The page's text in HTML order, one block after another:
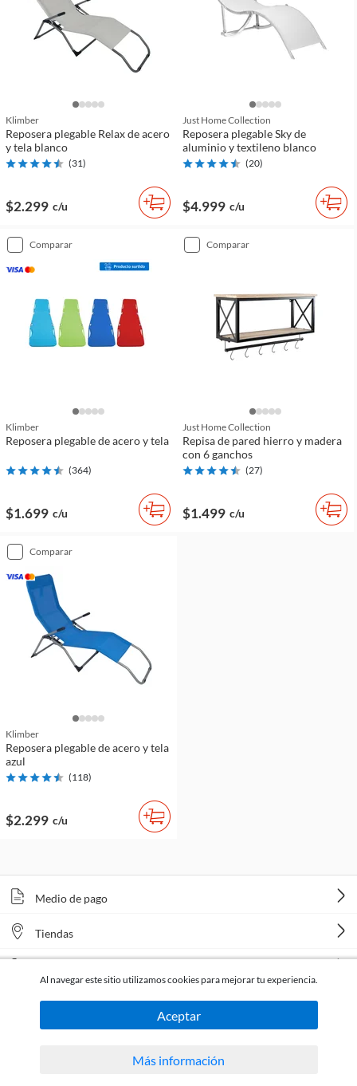
Klimber
Reposera plegable Relax de acero
y tela blanco
(31)
$2.299 c/u
Just Home Collection
Reposera plegable Sky de
aluminio y textileno blanco
(20)
$4.999 c/u
comparar
Klimber
Reposera plegable de acero y tela
(364)
$1.699 c/u
comparar
Just Home Collection
Repisa de pared hierro y madera
con 6 ganchos
(27)
$1.499 c/u
comparar
Klimber
Reposera plegable de acero y tela
azul
(118)
$2.299 c/u
Medio de pago
Tiendas
Todos los derechos reservados Homecenter Sodimac S.A. | R.U.T. 216996650015.
Al navegar este sitio utilizamos cookies para mejorar tu experiencia.
Aceptar
Más información